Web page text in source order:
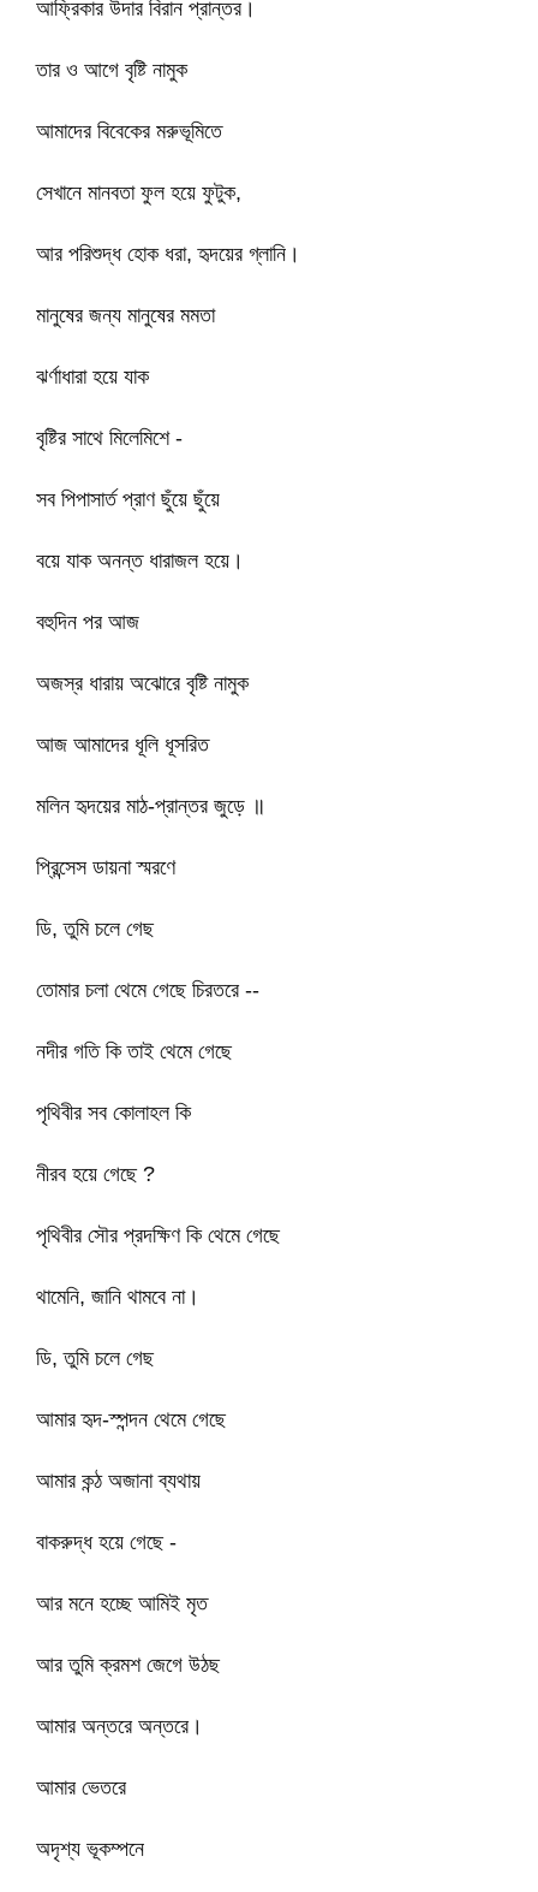
আফ্রিকার উদার বিরান প্রান্তর।
তার ও আগে বৃষ্টি নামুক
আমাদের বিবেকের মরুভূমিতে
সেখানে মানবতা ফুল হয়ে ফুটুক,
আর পরিশুদ্ধ হোক ধরা, হৃদয়ের গ্লানি।
মানুষের জন্য মানুষের মমতা
ঝর্ণাধারা হয়ে যাক
বৃষ্টির সাথে মিলেমিশে -
সব পিপাসার্ত প্রাণ ছুঁয়ে ছুঁয়ে
বয়ে যাক অনন্ত ধারাজল হয়ে।
বহুদিন পর আজ
অজস্র ধারায় অঝোরে বৃষ্টি নামুক
আজ আমাদের ধূলি ধূসরিত
মলিন হৃদয়ের মাঠ-প্রান্তর জুড়ে ॥
প্রিন্সেস ডায়না স্মরণে
ডি, তুমি চলে গেছ
তোমার চলা থেমে গেছে চিরতরে --
নদীর গতি কি তাই থেমে গেছে
পৃথিবীর সব কোলাহল কি
নীরব হয়ে গেছে ?
পৃথিবীর সৌর প্রদক্ষিণ কি থেমে গেছে
থামেনি, জানি থামবে না।
ডি, তুমি চলে গেছ
আমার হৃদ-স্পন্দন থেমে গেছে
আমার কন্ঠ অজানা ব্যথায়
বাকরুদ্ধ হয়ে গেছে -
আর মনে হচ্ছে আমিই মৃত
আর তুমি ক্রমশ জেগে উঠছ
আমার অন্তরে অন্তরে।
আমার ভেতরে
অদৃশ্য ভূকম্পনে